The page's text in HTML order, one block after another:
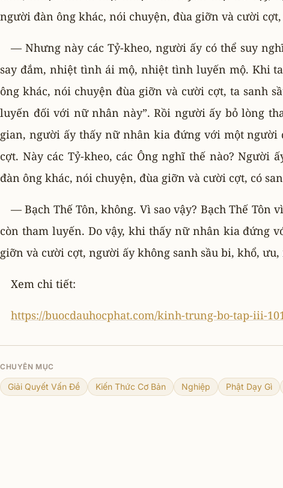
người đàn ông khác, nói chuyện, đùa giỡn và cười
— Nhưng này các Tỷ-kheo, người ấy có thể suy
say đắm, nhiệt tình ái mộ, nhiệt tình luyến mộ. Khi
ông khác, nói chuyện đùa giỡn và cười cợt, ta sanh
luyến đối với nữ nhân này”. Rồi người ấy bỏ lòng
gian, người ấy thấy nữ nhân kia đứng với một
cợt. Này các Tỷ-kheo, các Ông nghĩ thế nào?
đàn ông khác, nói chuyện, đùa giỡn và cười cợt, có
— Bạch Thế Tôn, không. Vì sao vậy? Bạch Thế
còn tham luyến. Do vậy, khi thấy nữ nhân kia đứng
giỡn và cười cợt, người ấy không sanh sầu bi, khổ, ưu,
Xem chi tiết:
https://buocdauhocphat.com/kinh-trung-bo-tap-iii-
CHUYÊN MỤC
Giải Quyết Vấn Đề Kiến Thức Cơ Bản Nghiệp Phật Dạy Gì